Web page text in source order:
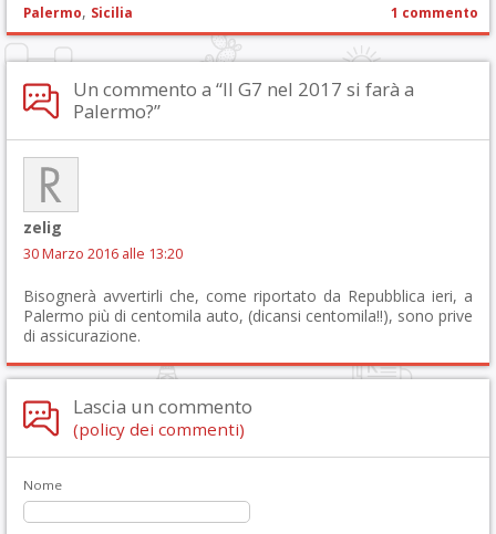
Palermo, Sicilia 1 commento
Un commento a “Il G7 nel 2017 si farà a
Palermo?”
zelig
30 Marzo 2016 alle 13:20
Bisognerà avvertirli che, come riportato da Repubblica ieri, a
Palermo più di centomila auto, (dicansi centomila!!), sono prive
di assicurazione.
Lascia un commento
(policy dei commenti)
Nome